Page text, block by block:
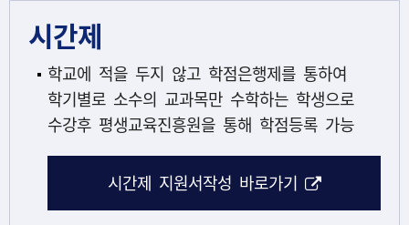
시간제
학교에 적을 두지 않고 학점은행제를 통하여
학기별로 소수의 교과목만 수학하는 학생으로
수강후 평생교육진흥원을 통해 학점등록 가능
시간제 지원서작성 바로가기